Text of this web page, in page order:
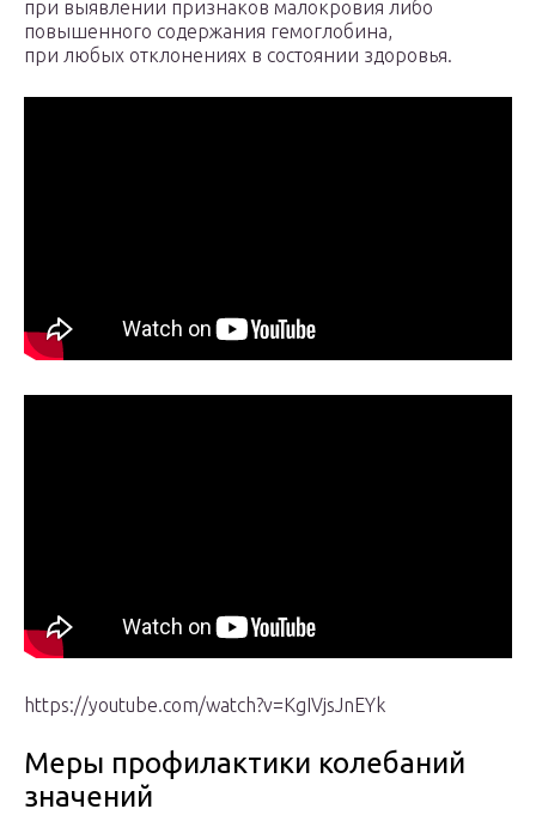
при выявлении признаков малокровия либо
повышенного содержания гемоглобина,
при любых отклонениях в состоянии здоровья.
https://youtube.com/watch?v=KgIVjsJnEYk
Меры профилактики колебаний
значений